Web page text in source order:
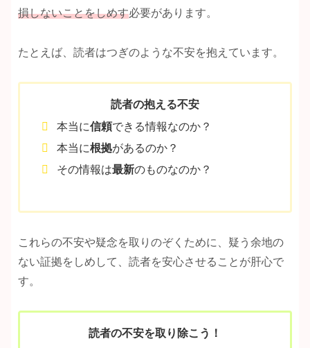
損しないことをしめす必要があります。
たとえば、読者はつぎのような不安を抱えています。
読者の抱える不安
本当に信頼できる情報なのか？
本当に根拠があるのか？
その情報は最新のものなのか？
これらの不安や疑念を取りのぞくために、疑う余地の
ない証拠をしめして、読者を安心させることが肝心で
す。
読者の不安を取り除こう！